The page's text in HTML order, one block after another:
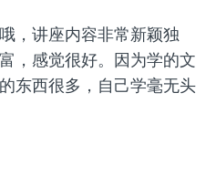
，讲座内容非常新颖独
，感觉很好。因为学的文
东西很多，自己学毫无头
了之后收获很大，逻辑框
很推荐👍🏻